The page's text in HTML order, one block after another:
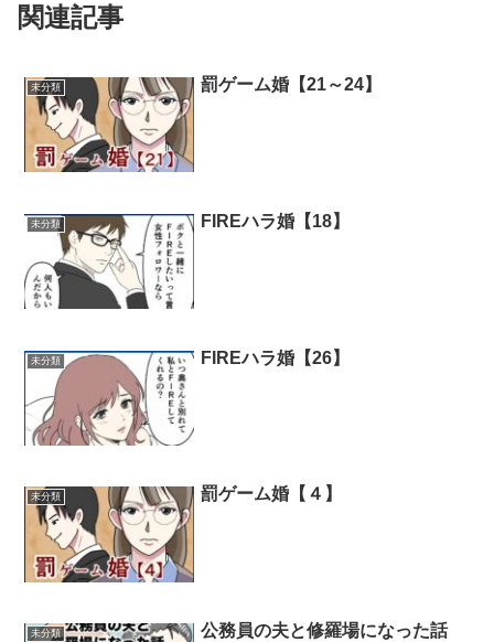
関連記事
未分類 罰ゲーム婚【21～24】
未分類 FIREハラ婚【18】
未分類 FIREハラ婚【26】
未分類 罰ゲーム婚【４】
未分類
公務員の夫と修羅場になった話